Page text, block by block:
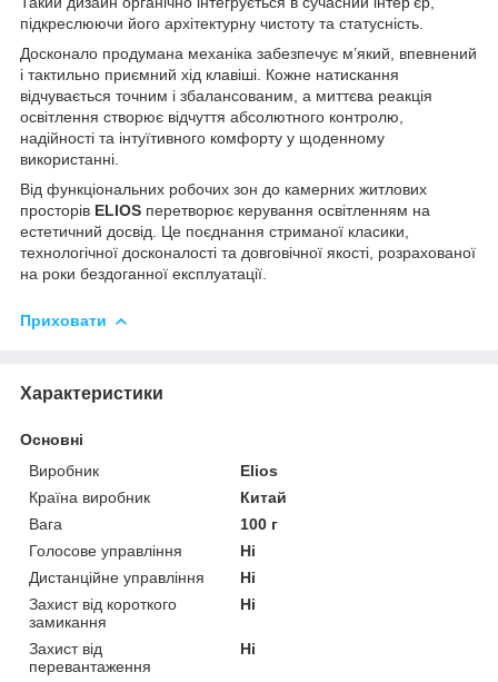
підкреслюючи його архітектурну чистоту та статусність.
Досконало продумана механіка забезпечує м’який, впевнений
і тактильно приємний хід клавіші. Кожне натискання
відчувається точним і збалансованим, а миттєва реакція
освітлення створює відчуття абсолютного контролю,
надійності та інтуїтивного комфорту у щоденному
використанні.
Від функціональних робочих зон до камерних житлових
просторів ELIOS перетворює керування освітленням на
естетичний досвід. Це поєднання стриманої класики,
технологічної досконалості та довговічної якості, розрахованої
на роки бездоганної експлуатації.
Приховати
Характеристики
Основні
Виробник
Elios
Країна виробник
Китай
Вага
100 г
Голосове управління
Ні
Дистанційне управління
Ні
Захист від короткого
замикання
Ні
Захист від
перевантаження
Ні